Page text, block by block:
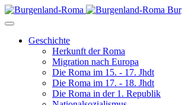
Geschichte
Herkunft der Roma
Migration nach Europa
Die Roma im 15. - 17. Jhdt
Die Roma im 17. - 18. Jhdt
Die Roma in der 1. Republik